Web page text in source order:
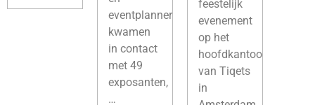
eventplanners
kwamen
in contact
met 49
exposanten,
…
feestelijk
evenement
op het
hoofdkantoor
van Tiqets
in